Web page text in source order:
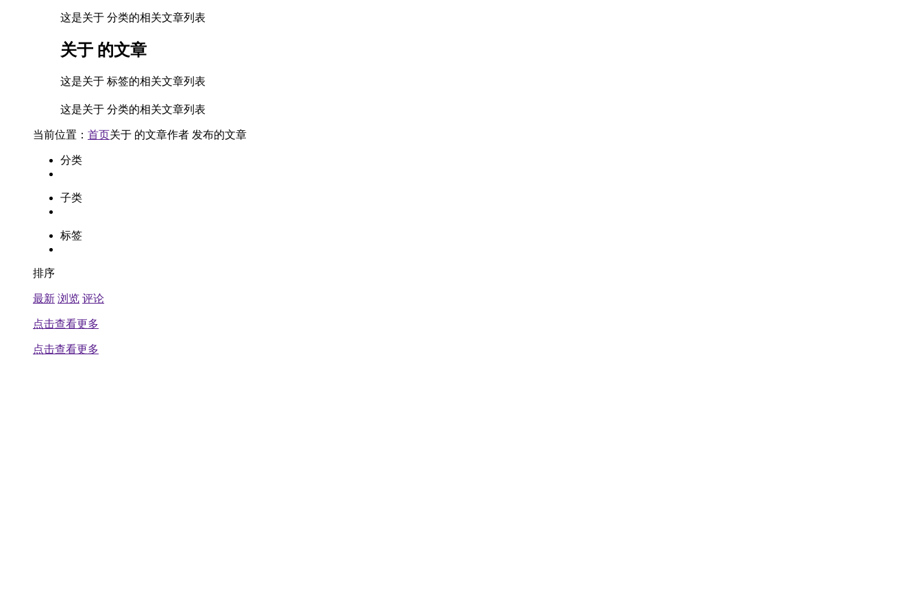
这是关于 分类的相关文章列表
关于 的文章
这是关于 标签的相关文章列表
这是关于 分类的相关文章列表
当前位置： 首页关于 的文章作者 发布的文章
分类
子类
标签
排序
最新 浏览 评论
点击查看更多
点击查看更多